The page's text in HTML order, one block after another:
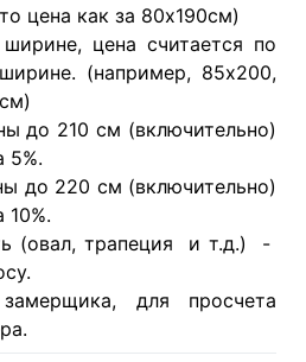
цена как за 80х190см)
цена считается по
(например, 85х200,
до 210 см (включительно)
на 5%.
до 220 см (включительно)
10%.
(овал, трапеция и т.д.) -
для просчета